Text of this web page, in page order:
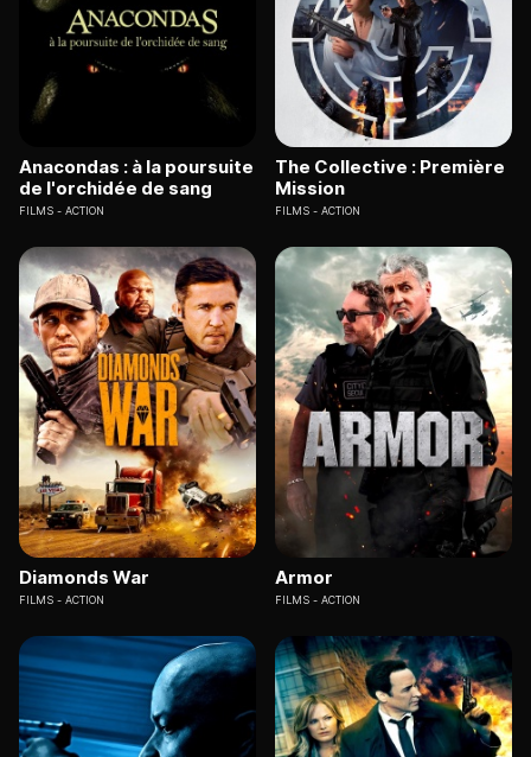
Anacondas : à la poursuite
de l'orchidée de sang
FILMS ACTION
The Collective : Première
Mission
FILMS ACTION
Diamonds War
FILMS ACTION
Armor
FILMS ACTION